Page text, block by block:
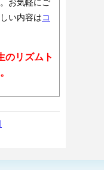
お気軽にご
い内容はコ
のリズムト